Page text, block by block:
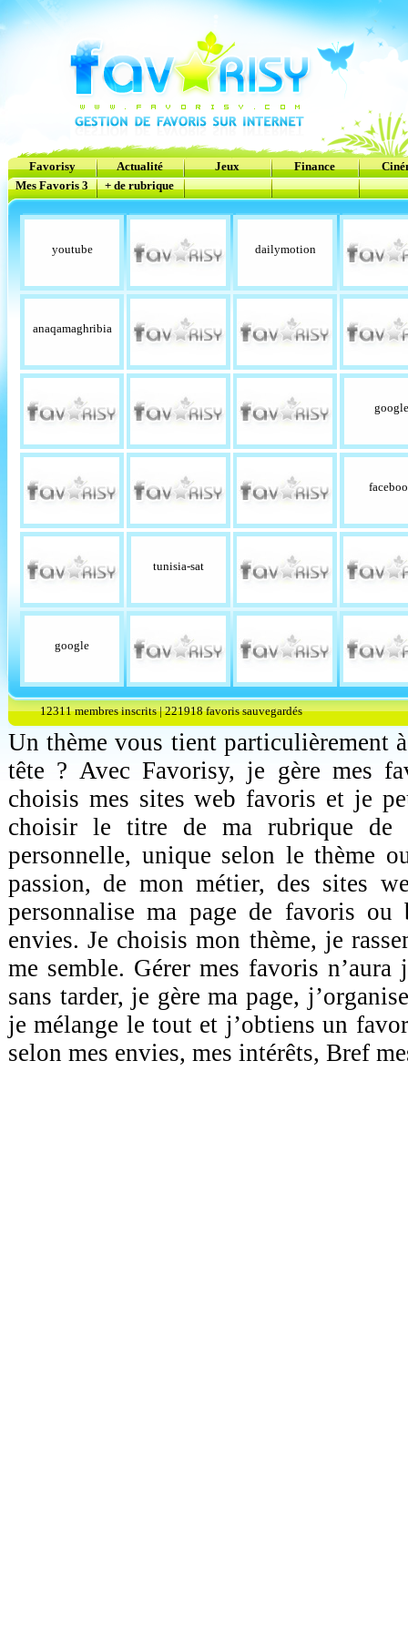
Favorisy Actualité Jeux Finance
Mes Favoris 3
+ de rubrique
youtube dailymotion
anaqamaghribia
google
tunisia-sat
google
12311 membres inscrits | 221918 favoris sauvegardés
Un thème vous tient particulièrement
tête ? Avec Favorisy, je gère mes
choisis mes sites web favoris et je
choisir le titre de ma rubrique de
personnelle, unique selon le thème
passion, de mon métier, des sites
personnalise ma page de favoris
envies. Je choisis mon thème, je
me semble. Gérer mes favoris
sans tarder, je gère ma page,
je mélange le tout et j’obtiens un
selon mes envies, mes intérêts, Bref